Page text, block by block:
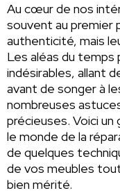
Au cœur de nos
souvent au premier
authenticité, mais
Les aléas du temps
indésirables, allant
avant de songer à
nombreuses
précieuses. Voici un
le monde de la
de quelques
de vos meubles
bien mérité.